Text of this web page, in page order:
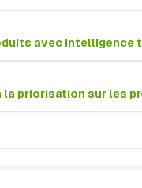
avec intelligence
la priorisation sur les